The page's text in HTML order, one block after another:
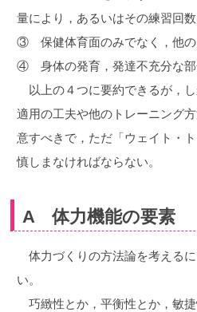
量により，あるいはその練習回
③ 保健体育面のみでなく，他の
④ 身体の発育，発達不充分な部
以上の４つに要約できるが，
適用の工夫や他のトレーニング
意すべきで，ただ「ウェイト・
慎しまなければならない。
A 体力機能の要素
体力づくりの方法論を考える
い。
巧緻性とか，平衡性とか，敏